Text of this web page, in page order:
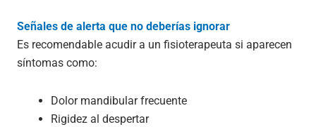
Señales de alerta que no deberías ignorar
Es recomendable acudir a un fisioterapeuta si aparecen
síntomas como:
Dolor mandibular frecuente
Rigidez al despertar